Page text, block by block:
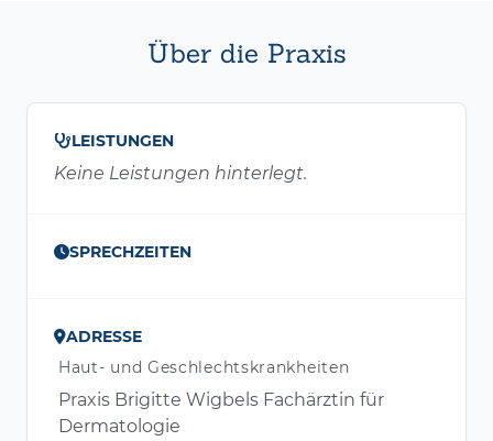
Über die Praxis
LEISTUNGEN
Keine Leistungen hinterlegt.
SPRECHZEITEN
ADRESSE
Haut- und Geschlechtskrankheiten
Praxis Brigitte Wigbels Fachärztin für
Dermatologie